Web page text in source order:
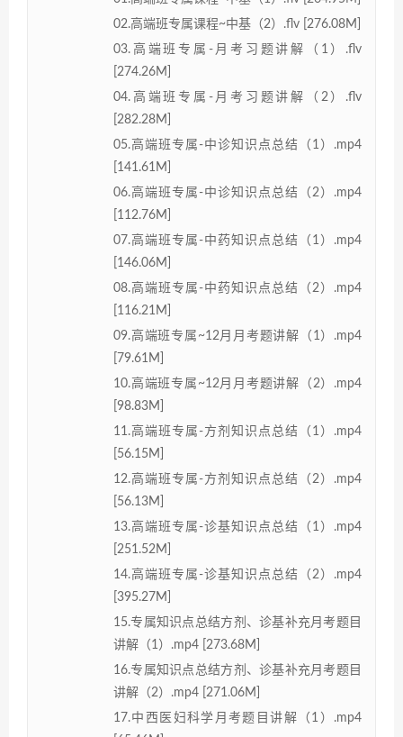
02.高端班专属课程~中基（2）.flv [276.08M]
03.高端班专属-月考习题讲解（1）.flv
[274.26M]
04.高端班专属-月考习题讲解（2）.flv
[282.28M]
05.高端班专属-中诊知识点总结（1）.mp4
[141.61M]
06.高端班专属-中诊知识点总结（2）.mp4
[112.76M]
07.高端班专属-中药知识点总结（1）.mp4
[146.06M]
08.高端班专属-中药知识点总结（2）.mp4
[116.21M]
09.高端班专属~12月月考题讲解（1）.mp4
[79.61M]
10.高端班专属~12月月考题讲解（2）.mp4
[98.83M]
11.高端班专属-方剂知识点总结（1）.mp4
[56.15M]
12.高端班专属-方剂知识点总结（2）.mp4
[56.13M]
13.高端班专属-诊基知识点总结（1）.mp4
[251.52M]
14.高端班专属-诊基知识点总结（2）.mp4
[395.27M]
15.专属知识点总结方剂、诊基补充月考题目
讲解（1）.mp4 [273.68M]
16.专属知识点总结方剂、诊基补充月考题目
讲解（2）.mp4 [271.06M]
17.中西医妇科学月考题目讲解（1）.mp4